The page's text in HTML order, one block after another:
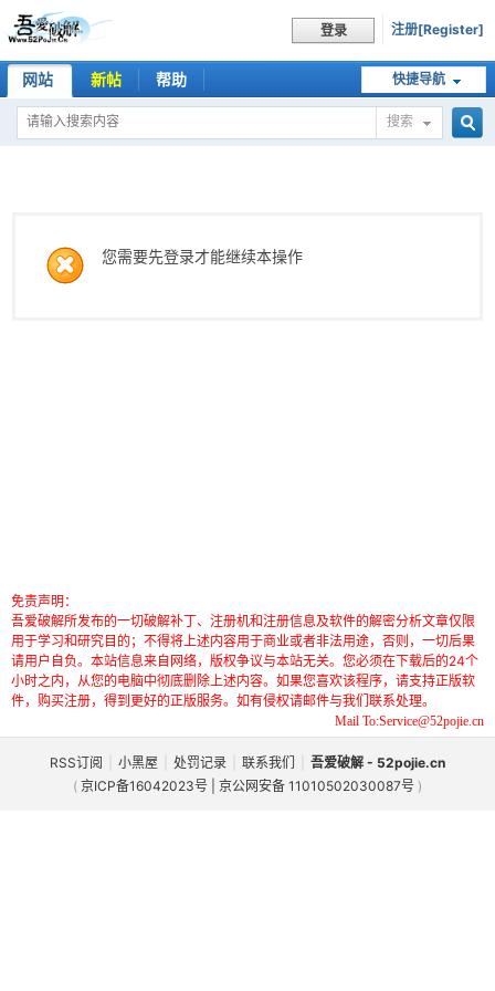
登录 注册[Register]
快捷导航
网站 新帖 帮助
搜索
您需要先登录才能继续本操作
免责声明：
吾爱破解所发布的一切破解补丁、注册机和注册信息及软件的解密分析文章仅限
用于学习和研究目的；不得将上述内容用于商业或者非法用途，否则，一切后果
请用户自负。本站信息来自网络，版权争议与本站无关。您必须在下载后的24个
小时之内，从您的电脑中彻底删除上述内容。如果您喜欢该程序，请支持正版软
件，购买注册，得到更好的正版服务。如有侵权请邮件与我们联系处理。
Mail To:Service@52pojie.cn
RSS订阅 小黑屋 处罚记录 联系我们
吾爱破解 - 52pojie.cn
( 京ICP备16042023号 | 京公网安备 11010502030087号 )